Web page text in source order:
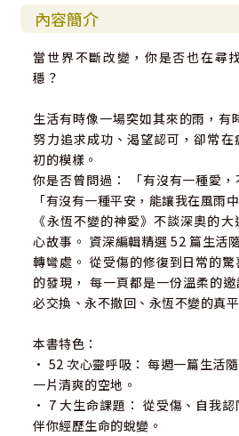
內容簡介
當世界不斷改變，你是否也在尋
穩？
生活有時像一場突如其來的雨，有
努力追求成功、渴望認可，卻常
初的模樣。
你是否曾問過： 「有沒有一種愛，
「有沒有一種平安，能讓我在風雨
《永恆不變的神愛》不談深奧的
心故事。 資深編輯精選 52 篇生活
轉彎處。 從受傷的修復到日常的
的發現， 每一頁都是一份溫柔的
必交換、永不撤回、永恆不變的真平
本書特色：
• 52 次心靈呼吸： 每週一篇生活
一片清爽的空地。
• 7 大生命課題： 從受傷、自我
伴你經歷生命的蛻變。